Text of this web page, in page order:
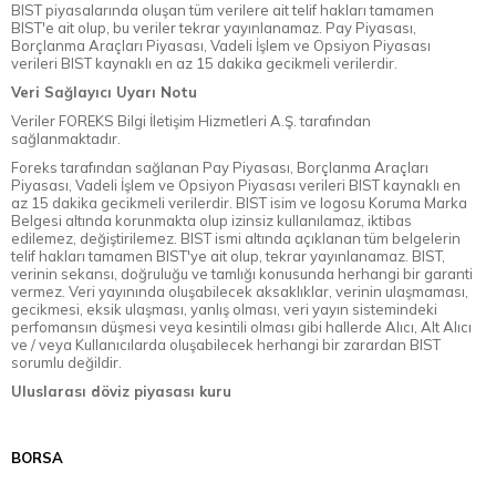
BIST piyasalarında oluşan tüm verilere ait telif hakları tamamen
BIST'e ait olup, bu veriler tekrar yayınlanamaz. Pay Piyasası,
Borçlanma Araçları Piyasası, Vadeli İşlem ve Opsiyon Piyasası
verileri BIST kaynaklı en az 15 dakika gecikmeli verilerdir.
Veri Sağlayıcı Uyarı Notu
Veriler FOREKS Bilgi İletişim Hizmetleri A.Ş. tarafından
sağlanmaktadır.
Foreks tarafından sağlanan Pay Piyasası, Borçlanma Araçları
Piyasası, Vadeli İşlem ve Opsiyon Piyasası verileri BIST kaynaklı en
az 15 dakika gecikmeli verilerdir. BIST isim ve logosu Koruma Marka
Belgesi altında korunmakta olup izinsiz kullanılamaz, iktibas
edilemez, değiştirilemez. BIST ismi altında açıklanan tüm belgelerin
telif hakları tamamen BIST'ye ait olup, tekrar yayınlanamaz. BIST,
verinin sekansı, doğruluğu ve tamlığı konusunda herhangi bir garanti
vermez. Veri yayınında oluşabilecek aksaklıklar, verinin ulaşmaması,
gecikmesi, eksik ulaşması, yanlış olması, veri yayın sistemindeki
perfomansın düşmesi veya kesintili olması gibi hallerde Alıcı, Alt Alıcı
ve / veya Kullanıcılarda oluşabilecek herhangi bir zarardan BIST
sorumlu değildir.
Uluslarası döviz piyasası kuru
BORSA